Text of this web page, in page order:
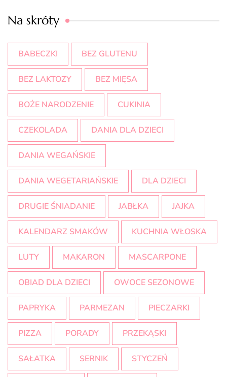
Na skróty
BABECZKI BEZ GLUTENU
BEZ LAKTOZY BEZ MIĘSA
BOŻE NARODZENIE CUKINIA
CZEKOLADA DANIA DLA DZIECI
DANIA WEGAŃSKIE
DANIA WEGETARIAŃSKIE DLA DZIECI
DRUGIE ŚNIADANIE JABŁKA JAJKA
KALENDARZ SMAKÓW KUCHNIA WŁOSKA
LUTY MAKARON MASCARPONE
OBIAD DLA DZIECI OWOCE SEZONOWE
PAPRYKA PARMEZAN PIECZARKI
PIZZA PORADY PRZEKĄSKI
SAŁATKA SERNIK STYCZEŃ